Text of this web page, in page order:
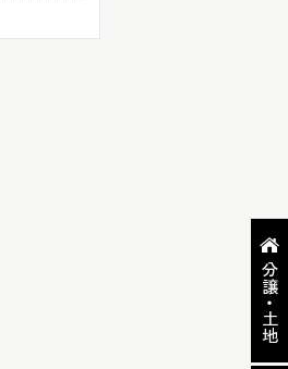
分譲・土地